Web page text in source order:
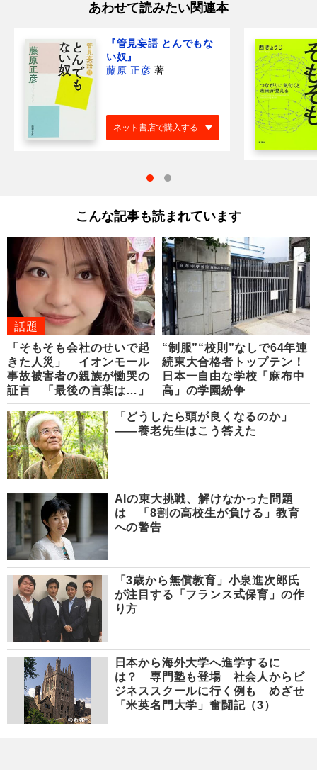
あわせて読みたい関連本
『管見妄語 とんでもな
い奴』
藤原 正彦 著
ネット書店で購入する
こんな記事も読まれています
話題
「そもそも会社のせいで起
きた人災」 イオンモール
事故被害者の親族が慟哭の
証言 「最後の言葉は…」
“制服”“校則”なしで64年連
続東大合格者トップテン！
日本一自由な学校「麻布中
高」の学園紛争
「どうしたら頭が良くなるのか」
――養老先生はこう答えた
AIの東大挑戦、解けなかった問題
は 「8割の高校生が負ける」教育
への警告
「3歳から無償教育」小泉進次郎氏
が注目する「フランス式保育」の作
り方
日本から海外大学へ進学するに
は？ 専門塾も登場 社会人からビ
ジネススクールに行く例も めざせ
「米英名門大学」奮闘記（3）